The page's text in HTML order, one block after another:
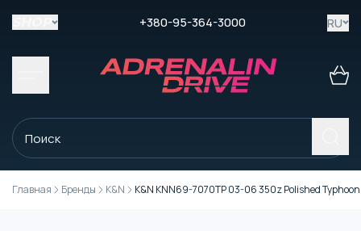
+380-95-364-3000 RU
Главная Бренды K&N K&N KNN69-7070TP 03-06 350z Polished